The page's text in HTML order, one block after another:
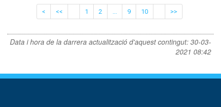
< << 1 2 ... 9 10 >>
Data i hora de la darrera actualització d'aquest contingut: 30-03-
2021 08:42